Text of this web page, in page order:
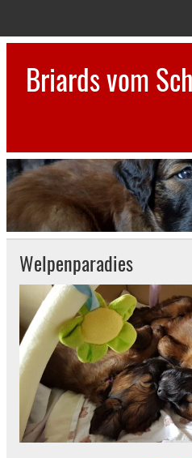
Briards vom
Welpenparadies